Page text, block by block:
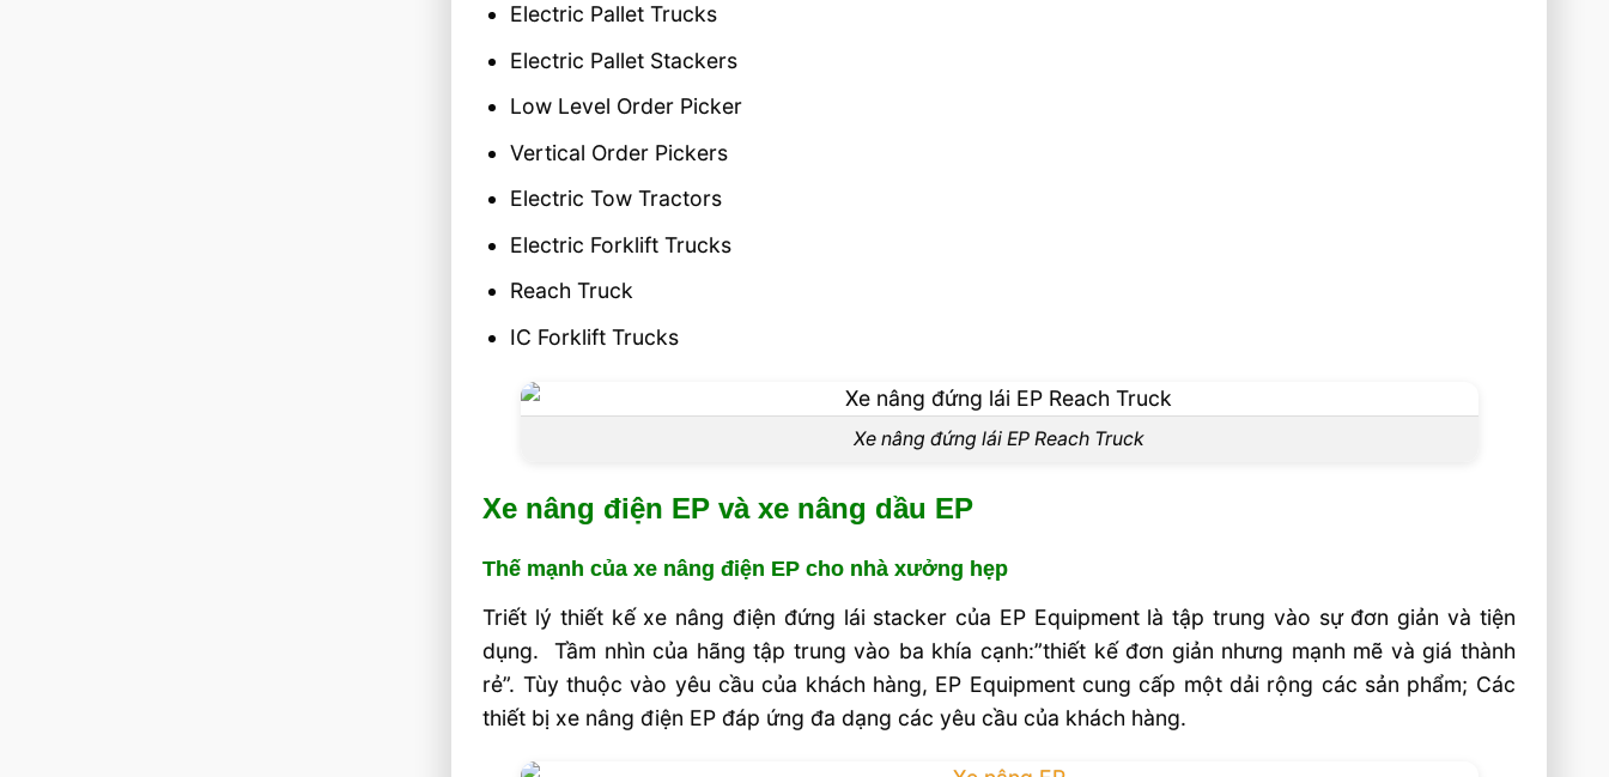
Electric Pallet Trucks
Electric Pallet Stackers
Low Level Order Picker
Vertical Order Pickers
Electric Tow Tractors
Electric Forklift Trucks
Reach Truck
IC Forklift Trucks
Xe nâng đứng lái EP Reach Truck
Xe nâng điện EP và xe nâng dầu EP
Thế mạnh của xe nâng điện EP cho nhà xưởng hẹp
Triết lý thiết kế xe nâng điện đứng lái stacker của EP Equipment là tập trung vào sự đơn giản và tiện
dụng. Tầm nhìn của hãng tập trung vào ba khía cạnh:”thiết kế đơn giản nhưng mạnh mẽ và giá thành
rẻ”. Tùy thuộc vào yêu cầu của khách hàng, EP Equipment cung cấp một dải rộng các sản phẩm; Các
thiết bị xe nâng điện EP đáp ứng đa dạng các yêu cầu của khách hàng.